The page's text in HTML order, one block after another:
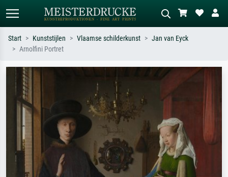
Zoek op kunstenaar, titel of stijl – bijv.
Monet, Sterrennacht, impressionisme,
Beschrijf de scène – bijv. groene
weide, abstract met veel rood, donker
olieverfschilderij, staand naakt naast
Start Kunststijlen Vlaamse schilderkunst
Jan van Eyck
Arnolfini Portret